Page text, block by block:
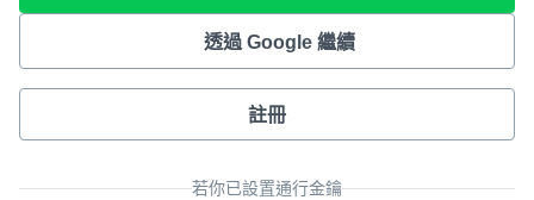
透過 Google 繼續
註冊
若你已設置通行金鑰